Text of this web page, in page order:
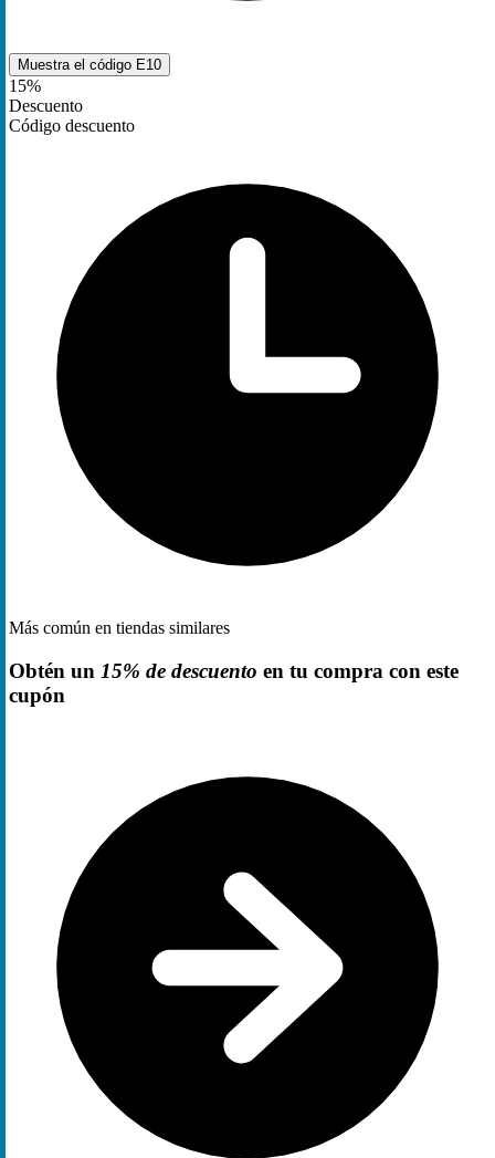
Muestra el código E10
15%
Descuento
Código descuento
Más común en tiendas similares
Obtén un 15% de descuento en tu compra con este
cupón